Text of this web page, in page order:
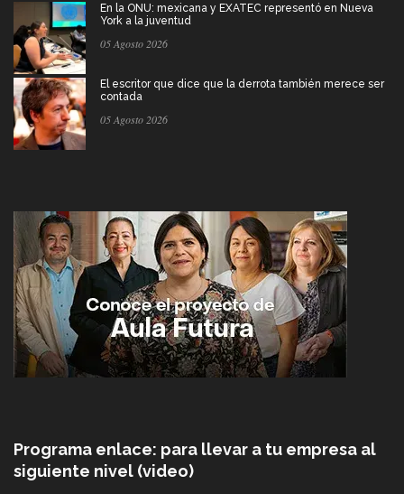
En la ONU: mexicana y EXATEC representó en Nueva
York a la juventud
05 Agosto 2026
El escritor que dice que la derrota también merece ser
contada
05 Agosto 2026
Programa enlace: para llevar a tu empresa al
siguiente nivel (video)